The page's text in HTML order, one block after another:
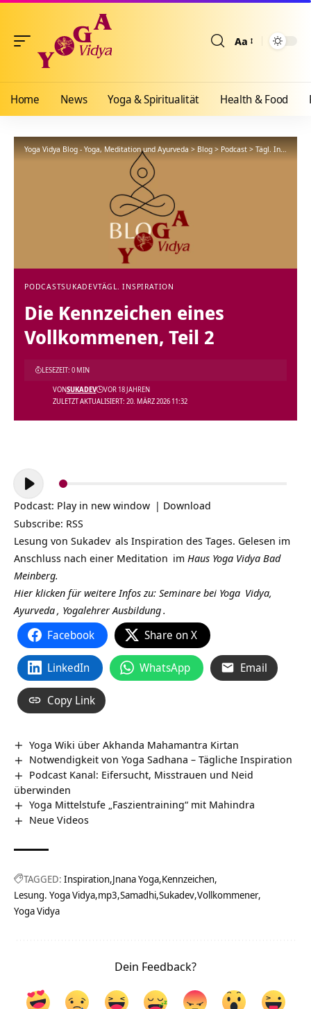
Aa
Home News Yoga & Spiritualität Health & Food
Yoga Vidya Blog - Yoga, Meditation und Ayurveda>Blog>Podcast>Tägl. Inspiration
PODCASTSUKADEVTÄGL. INSPIRATION
Die Kennzeichen eines
Vollkommenen, Teil 2
ZULETZT AKTUALISIERT: 20. MÄRZ 2026 11:32
VONSUKADEV VOR 18 JAHREN
LESEZEIT: 0 MIN
Audio-
Player
Podcast: Play in new window | Download
Subscribe: RSS
Lesung von Sukadev als Inspiration des Tages. Gelesen im
Anschluss nach einer Meditation im Haus Yoga Vidya Bad
Meinberg.
Hier klicken für weitere Infos zu: Seminare bei Yoga Vidya,
Ayurveda, Yogalehrer Ausbildung.
Facebook Share on X
LinkedIn WhatsApp Email
Copy Link
Yoga Wiki über Akhanda Mahamantra Kirtan
Notwendigkeit von Yoga Sadhana – Tägliche Inspiration
Podcast Kanal: Eifersucht, Misstrauen und Neid
überwinden
Yoga Mittelstufe „Faszientraining“ mit Mahindra
Neue Videos
TAGGED: Inspiration Jnana Yoga Kennzeichen
Lesung. Yoga Vidya mp3 Samadhi Sukadev Vollkommener
Yoga Vidya
Dein Feedback?